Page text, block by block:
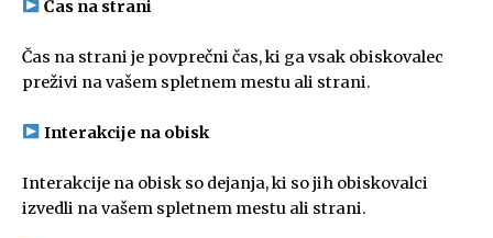
Čas na strani
Čas na strani je povprečni čas, ki ga vsak obiskovalec
preživi na vašem spletnem mestu ali strani.
Interakcije na obisk
Interakcije na obisk so dejanja, ki so jih obiskovalci
izvedli na vašem spletnem mestu ali strani.